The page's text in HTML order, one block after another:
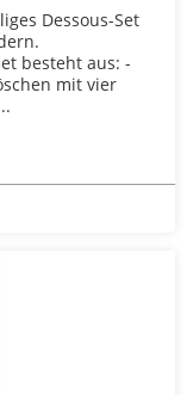
Dessous-Set
besteht aus: -
mit vier